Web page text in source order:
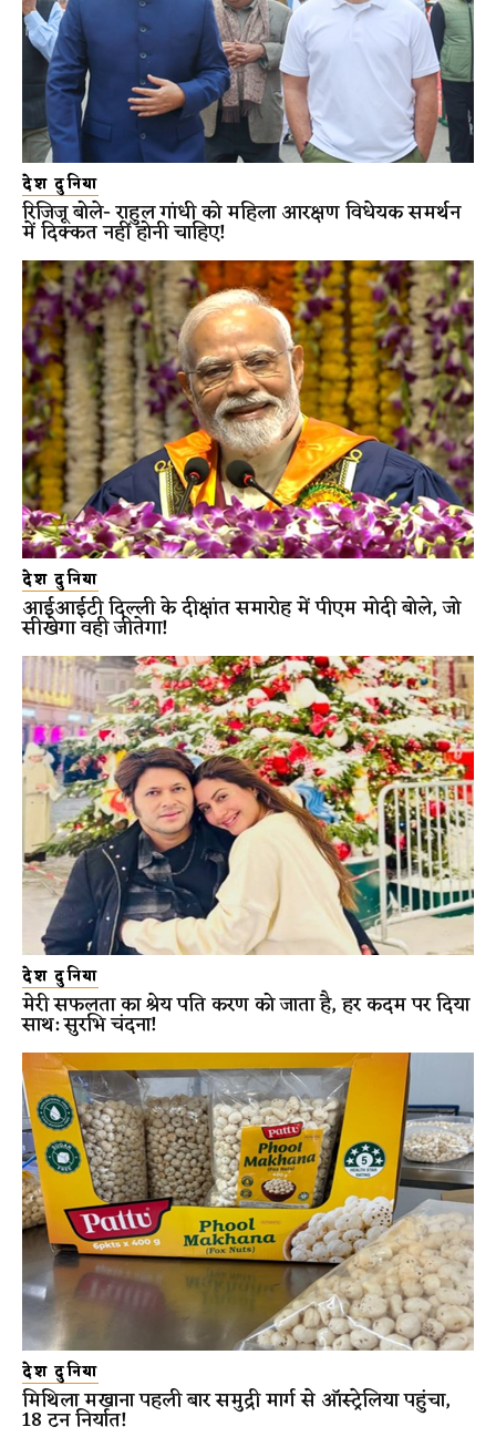
देश दुनिया
रिजिजू बोले- राहुल गांधी को महिला आरक्षण विधेयक समर्थन
में दिक्कत नहीं होनी चाहिए!
देश दुनिया
आईआईटी दिल्ली के दीक्षांत समारोह में पीएम मोदी बोले, जो
सीखेगा वही जीतेगा!
देश दुनिया
मेरी सफलता का श्रेय पति करण को जाता है, हर कदम पर दिया
साथ: सुरभि चंदना!
देश दुनिया
मिथिला मखाना पहली बार समुद्री मार्ग से ऑस्ट्रेलिया पहुंचा,
18 टन निर्यात!